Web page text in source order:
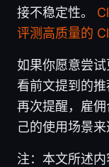
接不稳定性。
评测高质量的
如果你愿意尝
看前文提到的推
再次提醒，雇
己的使用场景来
注：本文所述